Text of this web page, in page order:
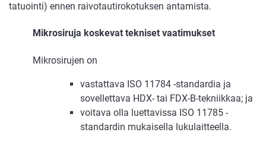
tatuointi) ennen raivotautirokotuksen antamista.
Mikrosiruja koskevat tekniset vaatimukset
Mikrosirujen on
vastattava ISO 11784 -standardia ja
sovellettava HDX- tai FDX-B-tekniikkaa; ja
voitava olla luettavissa ISO 11785 -
standardin mukaisella lukulaitteella.